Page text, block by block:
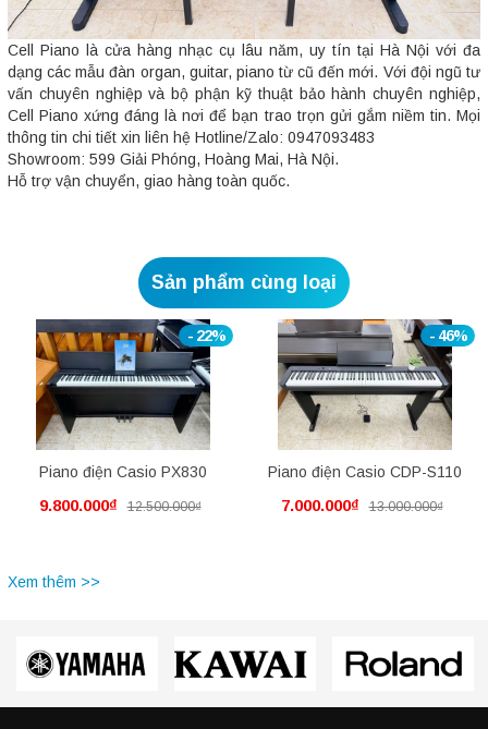
Cell Piano là cửa hàng nhạc cụ lâu năm, uy tín tại Hà Nội với đa
dạng các mẫu đàn organ, guitar, piano từ cũ đến mới. Với đội ngũ tư
vấn chuyên nghiệp và bộ phận kỹ thuật bảo hành chuyên nghiệp,
Cell Piano xứng đáng là nơi để bạn trao trọn gửi gắm niềm tin. Mọi
thông tin chi tiết xin liên hệ Hotline/Zalo: 0947093483
Showroom: 599 Giải Phóng, Hoàng Mai, Hà Nội.
Hỗ trợ vận chuyển, giao hàng toàn quốc.
Sản phẩm cùng loại
- 22%
Piano điện Casio PX830
9.800.000₫ 12.500.000₫
- 46%
Piano điện Casio CDP-S110
7.000.000₫ 13.000.000₫
Xem thêm >>